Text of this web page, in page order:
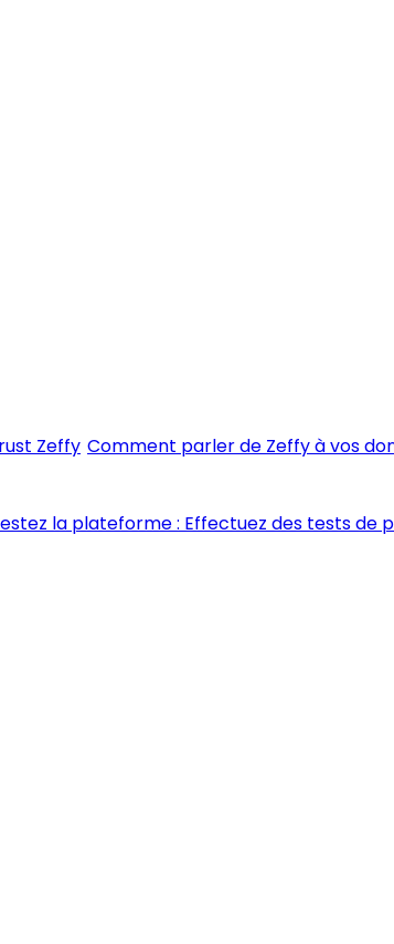
Zeffy Comment parler de Zeffy à vos
la plateforme : Effectuez des tests de